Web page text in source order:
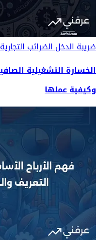
ضريبة الدخلالضرائب التجارية
وكيفية عملها